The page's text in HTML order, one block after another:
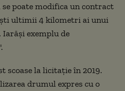
poate modifica un contract
ultimii 4 kilometri ai unui
exemplu de
scoase la licitație în 2019.
drumul expres cu o